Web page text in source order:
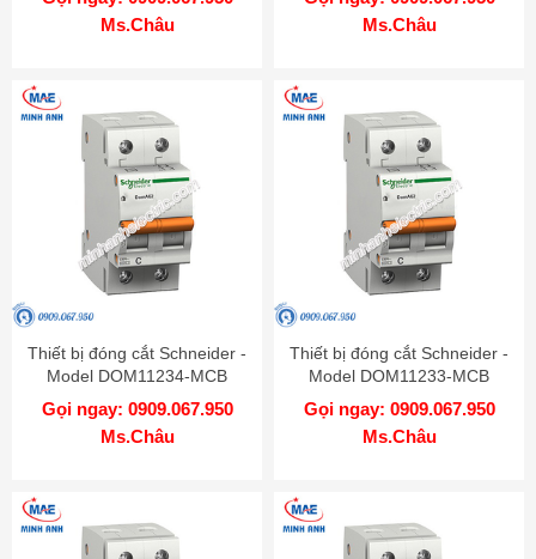
Ms.Châu
Ms.Châu
Thiết bị đóng cắt Schneider -
Model DOM11234-MCB
Gọi ngay: 0909.067.950
Ms.Châu
Thiết bị đóng cắt Schneider -
Model DOM11233-MCB
Gọi ngay: 0909.067.950
Ms.Châu